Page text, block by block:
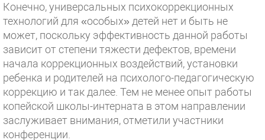
Конечно, универсальных психокоррекционных
технологий для «особых» детей нет и быть не
может, поскольку эффективность данной работы
зависит от степени тяжести дефектов, времени
начала коррекционных воздействий, установки
ребенка и родителей на психолого-педагогическую
коррекцию и так далее. Тем не менее опыт работы
копейской школы-интерната в этом направлении
заслуживает внимания, отметили участники
конференции.